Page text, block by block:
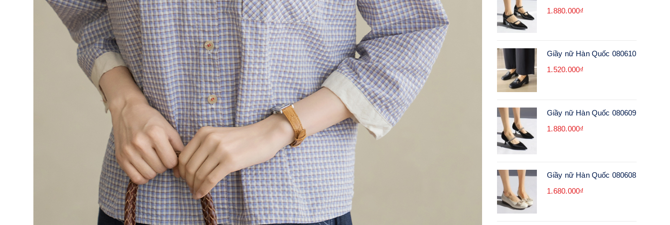
1.880.000₫
Giầy nữ Hàn Quốc 080610
1.520.000₫
Giầy nữ Hàn Quốc 080609
1.880.000₫
Giầy nữ Hàn Quốc 080608
1.680.000₫